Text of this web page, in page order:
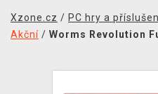
MERCHANDISE
Xzone.cz / PC hry a
Akční / Worms Revolution